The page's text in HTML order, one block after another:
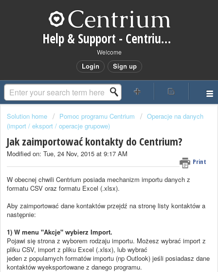
Help & Support - Centrium CRM
Welcome
Login Sign up
Solution home Pomoc programu Centrium
Operacje na danych
(import / eksport / operacje grupowe)
Jak zaimportować kontakty do Centrium?
Print
Modified on: Tue, 24 Nov, 2015 at 9:17 AM
W obecnej chwili Centrium posiada mechanizm importu danych z
formatu CSV oraz formatu Excel (.xlsx).
Aby zaimportować dane kontaktów przejdź na stronę listy kontaktów a
następnie:
1) W menu "Akcje" wybierz Import.
Pojawi się strona z wyborem rodzaju importu. Możesz wybrać import z
pliku CSV, import z pliku Excel (.xlsx), lub wybrać
jeden z popularnych formatów importu (np Outlook) jeśli posiadasz dane
kontaktów wyeksportowane z danego programu.